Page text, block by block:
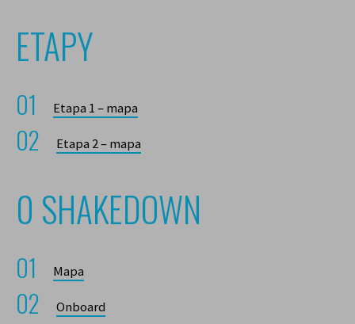
ETAPY
Etapa 1 – mapa
Etapa 2 – mapa
0 SHAKEDOWN
Mapa
Onboard